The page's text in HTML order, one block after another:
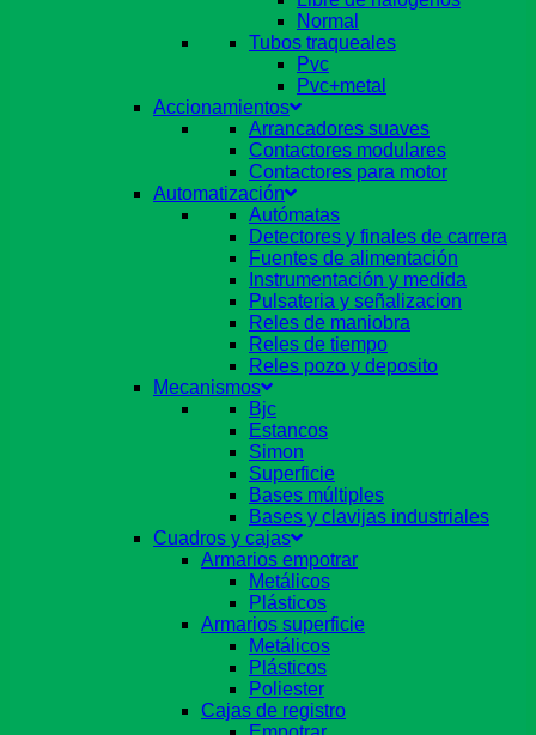
Normal
Tubos traqueales
Pvc
Pvc+metal
Accionamientos
Arrancadores suaves
Contactores modulares
Contactores para motor
Automatización
Autómatas
Detectores y finales de carrera
Fuentes de alimentación
Instrumentación y medida
Pulsateria y señalizacion
Reles de maniobra
Reles de tiempo
Reles pozo y deposito
Mecanismos
Bjc
Estancos
Simon
Superficie
Bases múltiples
Bases y clavijas industriales
Cuadros y cajas
Armarios empotrar
Metálicos
Plásticos
Armarios superficie
Metálicos
Plásticos
Poliester
Cajas de registro